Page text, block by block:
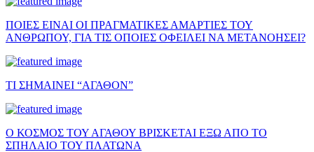
ΠΟΙΕΣ ΕΙΝΑΙ ΟΙ ΠΡΑΓΜΑΤΙΚΕΣ ΑΜΑΡΤΙΕΣ ΤΟΥ
ΑΝΘΡΩΠΟΥ, ΓΙΑ ΤΙΣ ΟΠΟΙΕΣ ΟΦΕΙΛΕΙ ΝΑ ΜΕΤΑΝΟΗΣΕΙ?
ΤΙ ΣΗΜΑΙΝΕΙ “ΑΓΑΘΟΝ”
Ο ΚΟΣΜΟΣ ΤΟΥ ΑΓΑΘΟΥ ΒΡΙΣΚΕΤΑΙ ΕΞΩ ΑΠΟ ΤΟ
ΣΠΗΛΑΙΟ ΤΟΥ ΠΛΑΤΩΝΑ